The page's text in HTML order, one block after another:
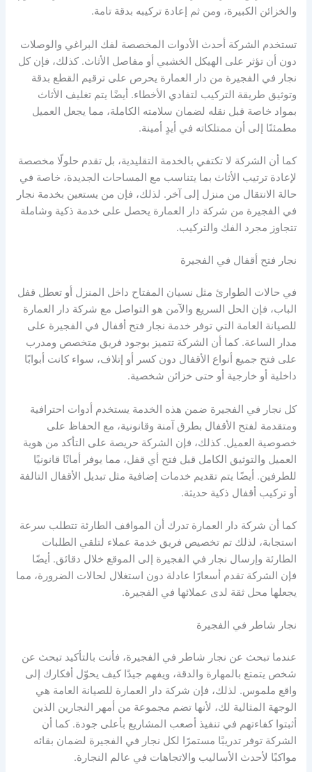
والخزائن الكبيرة، ومن ثم إعادة تركيبه بدقة تامة.
تستخدم الشركة أحدث الأدوات المخصصة لفك البراغي والوصلات
دون أن تؤثر على الهيكل الخشبي أو مفاصل الأثاث. كذلك، فإن كل
نجار في الفجيرة من دار العمارة يحرص على ترقيم القطع بدقة
وتوثيق طريقة التركيب لتفادي الأخطاء. أيضًا يتم تغليف الأثاث
بمواد خاصة قبل نقله لضمان سلامته الكاملة، مما يجعل العميل
مطمئنًا إلى أن ممتلكاته في أيدٍ أمينة.
كما أن الشركة لا تكتفي بالخدمة التقليدية، بل تقدم حلولًا مخصصة
لإعادة ترتيب الأثاث بما يتناسب مع المساحات الجديدة، خاصة في
حالة الانتقال من منزل إلى آخر. لذلك، فإن من يستعين بخدمة نجار
في الفجيرة من شركة دار العمارة يحصل على خدمة ذكية وشاملة
تتجاوز مجرد الفك والتركيب.
نجار فتح أقفال في الفجيرة
في حالات الطوارئ مثل نسيان المفتاح داخل المنزل أو تعطل قفل
الباب، فإن الحل السريع والآمن هو التواصل مع شركة دار العمارة
للصيانة العامة التي توفر خدمة نجار فتح أقفال في الفجيرة على
مدار الساعة. كما أن الشركة تتميز بوجود فريق متخصص ومدرب
على فتح جميع أنواع الأقفال دون كسر أو إتلاف، سواء كانت أبوابًا
داخلية أو خارجية أو حتى خزائن شخصية.
كل نجار في الفجيرة ضمن هذه الخدمة يستخدم أدوات احترافية
ومتقدمة لفتح الأقفال بطرق آمنة وقانونية، مع الحفاظ على
خصوصية العميل. كذلك، فإن الشركة حريصة على التأكد من هوية
العميل والتوثيق الكامل قبل فتح أي قفل، مما يوفر أمانًا قانونيًا
للطرفين. أيضًا يتم تقديم خدمات إضافية مثل تبديل الأقفال التالفة
أو تركيب أقفال ذكية حديثة.
كما أن شركة دار العمارة تدرك أن المواقف الطارئة تتطلب سرعة
استجابة، لذلك تم تخصيص فريق خدمة عملاء لتلقي الطلبات
الطارئة وإرسال نجار في الفجيرة إلى الموقع خلال دقائق. أيضًا
فإن الشركة تقدم أسعارًا عادلة دون استغلال لحالات الضرورة، مما
يجعلها محل ثقة لدى عملائها في الفجيرة.
نجار شاطر في الفجيرة
عندما تبحث عن نجار شاطر في الفجيرة، فأنت بالتأكيد تبحث عن
شخص يتمتع بالمهارة والدقة، ويفهم جيدًا كيف يحوّل أفكارك إلى
واقع ملموس. لذلك، فإن شركة دار العمارة للصيانة العامة هي
الوجهة المثالية لك، لأنها تضم مجموعة من أمهر النجارين الذين
أثبتوا كفاءتهم في تنفيذ أصعب المشاريع بأعلى جودة. كما أن
الشركة توفر تدريبًا مستمرًا لكل نجار في الفجيرة لضمان بقائه
مواكبًا لأحدث الأساليب والاتجاهات في عالم النجارة.